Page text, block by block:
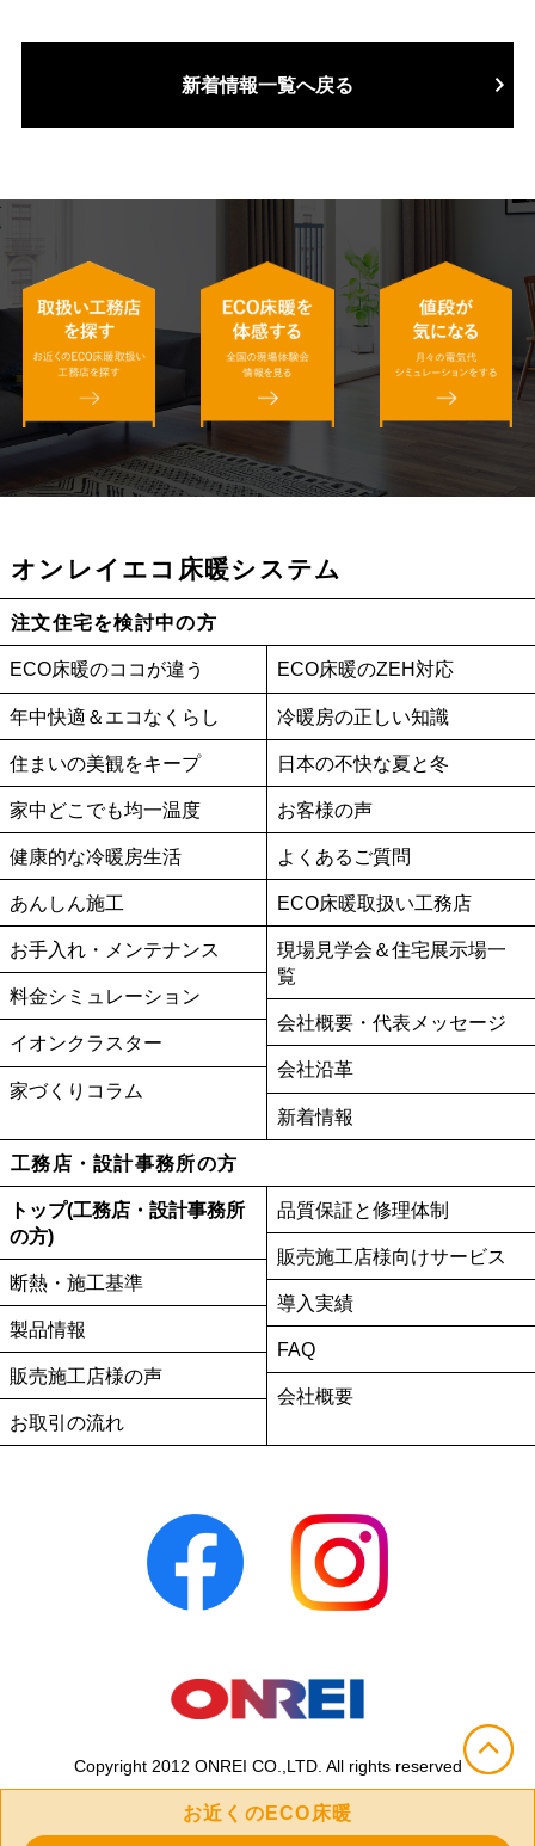
新着情報一覧へ戻る
お近くのECO床暖
オンレイエコ床暖システム
注文住宅を検討中の方
ECO床暖のココが違う
年中快適＆エコなくらし
住まいの美観をキープ
家中どこでも均一温度
健康的な冷暖房生活
あんしん施工
お手入れ・メンテナンス
料金シミュレーション
イオンクラスター
家づくりコラム
ECO床暖のZEH対応
冷暖房の正しい知識
日本の不快な夏と冬
お客様の声
よくあるご質問
ECO床暖取扱い工務店
現場見学会＆住宅展示場一
覧
会社概要・代表メッセージ
会社沿革
新着情報
工務店・設計事務所の方
トップ(工務店・設計事務所
の方)
断熱・施工基準
製品情報
販売施工店様の声
お取引の流れ
品質保証と修理体制
販売施工店様向けサービス
導入実績
FAQ
会社概要
Copyright 2012 ONREI CO.,LTD. All rights reserved